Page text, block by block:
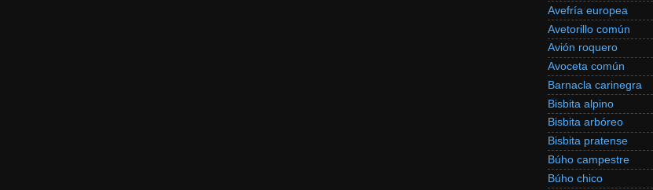
Avefría europea
Avetorillo común
Avión roquero
Avoceta común
Barnacla carinegra
Bisbita alpino
Bisbita arbóreo
Bisbita pratense
Búho campestre
Búho chico